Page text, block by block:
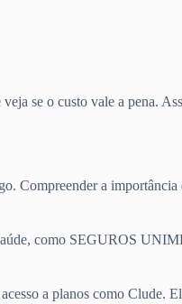
se o custo vale a pena.
Compreender a importância
saúde, como SEGUROS
a planos como Clude.